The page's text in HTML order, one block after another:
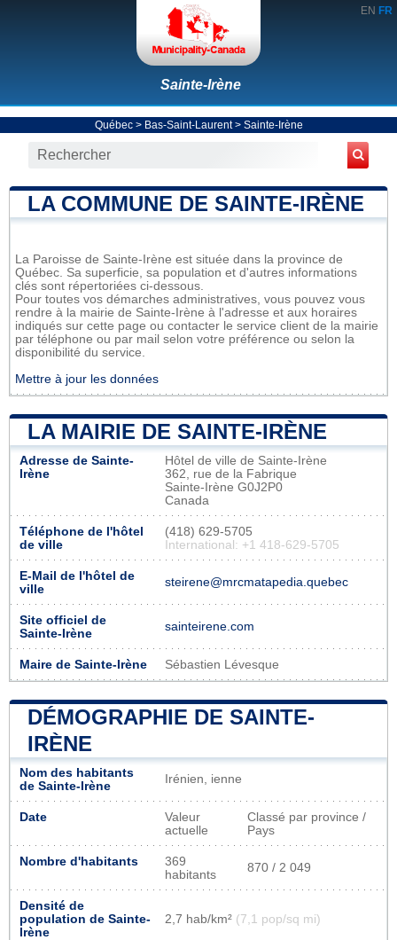
EN FR
Sainte-Irène
Québec> Bas-Saint-Laurent> Sainte-Irène
LA COMMUNE DE SAINTE-IRÈNE
La Paroisse de Sainte-Irène est située dans la province de
Québec. Sa superficie, sa population et d'autres informations
clés sont répertoriées ci-dessous.
Pour toutes vos démarches administratives, vous pouvez vous
rendre à la mairie de Sainte-Irène à l'adresse et aux horaires
indiqués sur cette page ou contacter le service client de la mairie
par téléphone ou par mail selon votre préférence ou selon la
disponibilité du service.
Mettre à jour les données
LA MAIRIE DE SAINTE-IRÈNE
Adresse de Sainte-
Irène
Hôtel de ville de Sainte-Irène
362, rue de la Fabrique
Sainte-Irène G0J2P0
Canada
Téléphone de l'hôtel
de ville
(418) 629-5705
International: +1 418-629-5705
E-Mail de l'hôtel de
ville
steirene@mrcmatapedia.quebec
Site officiel de
Sainte-Irène
sainteirene.com
Maire de Sainte-Irène Sébastien Lévesque
DÉMOGRAPHIE DE SAINTE-
IRÈNE
Nom des habitants
de Sainte-Irène
Irénien, ienne
Date
Valeur
actuelle
Classé par province /
Pays
Nombre d'habitants
369
habitants
870 / 2 049
Densité de
population de Sainte-
Irène
2,7 hab/km² (7,1 pop/sq mi)